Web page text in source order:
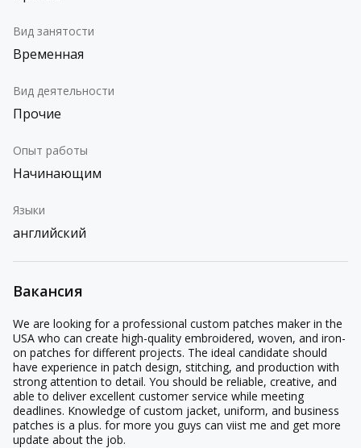
Вид занятости
Временная
Вид деятельности
Прочие
Опыт работы
Начинающим
Языки
английский
Вакансия
We are looking for a professional custom patches maker in the
USA who can create high-quality embroidered, woven, and iron-
on patches for different projects. The ideal candidate should
have experience in patch design, stitching, and production with
strong attention to detail. You should be reliable, creative, and
able to deliver excellent customer service while meeting
deadlines. Knowledge of custom jacket, uniform, and business
patches is a plus. for more you guys can viist me and get more
update about the job.